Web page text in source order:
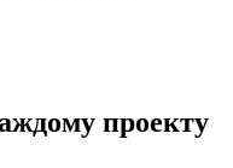
проекту